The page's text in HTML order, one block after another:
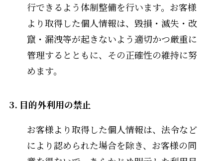
行できるよう体制整備を行います。お客様
より取得した個人情報は、毀損・滅失・改
竄・漏洩等が起きないよう適切かつ厳重に
管理するとともに、その正確性の維持に努
めます。
3. 目的外利用の禁止
お客様より取得した個人情報は、法令など
により認められた場合を除き、お客様の同